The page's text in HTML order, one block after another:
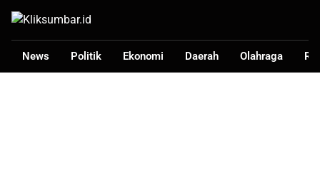
News Politik Ekonomi Daerah Olahraga